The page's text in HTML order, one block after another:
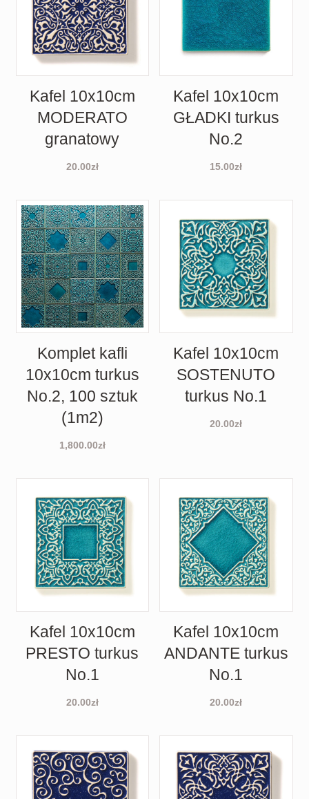
Kafel 10x10cm
MODERATO
granatowy
20.00zł
Kafel 10x10cm
GŁADKI turkus
No.2
15.00zł
Komplet kafli
10x10cm turkus
No.2, 100 sztuk
(1m2)
1,800.00zł
Kafel 10x10cm
SOSTENUTO
turkus No.1
20.00zł
Kafel 10x10cm
PRESTO turkus
No.1
20.00zł
Kafel 10x10cm
ANDANTE turkus
No.1
20.00zł